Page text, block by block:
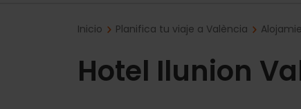
Breadcrumb
Inicio Planifica tu viaje a València
Hotel Ilunion